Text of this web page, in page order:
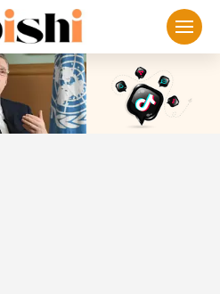
التجاوز
المحتوى